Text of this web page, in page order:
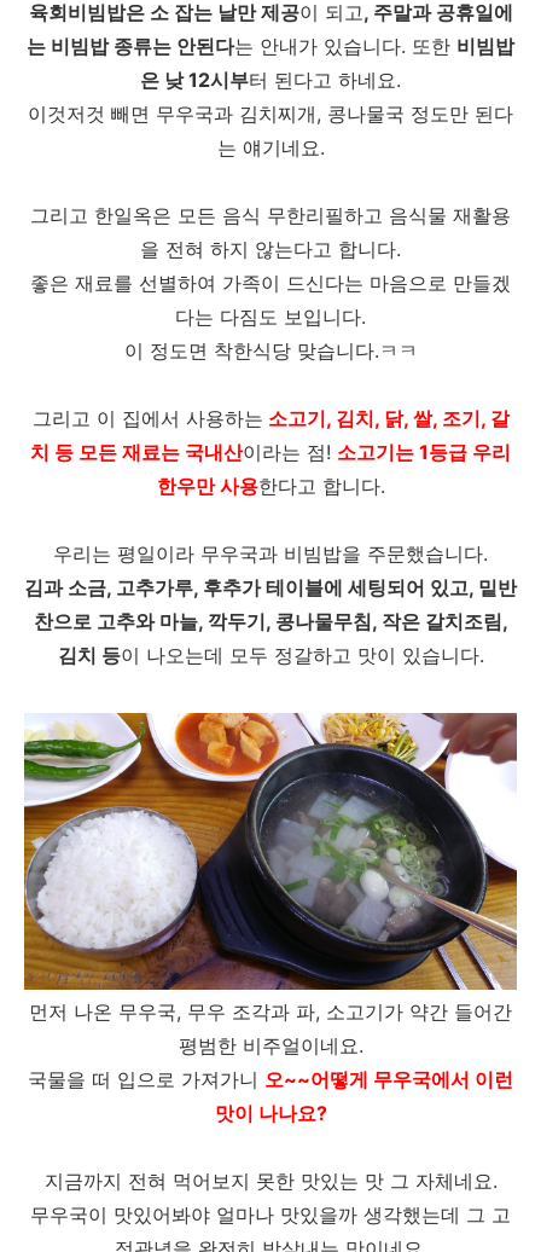
육회비빔밥은 소 잡는 날만 제공이 되고, 주말과 공휴일에
는 비빔밥 종류는 안된다는 안내가 있습니다. 또한 비빔밥
은 낮 12시부터 된다고 하네요.
이것저것 빼면 무우국과 김치찌개, 콩나물국 정도만 된다
는 얘기네요.
그리고 한일옥은 모든 음식 무한리필하고 음식물 재활용
을 전혀 하지 않는다고 합니다.
좋은 재료를 선별하여 가족이 드신다는 마음으로 만들겠
다는 다짐도 보입니다.
이 정도면 착한식당 맞습니다.ㅋㅋ
그리고 이 집에서 사용하는 소고기, 김치, 닭, 쌀, 조기, 갈
치 등 모든 재료는 국내산이라는 점! 소고기는 1등급 우리
한우만 사용한다고 합니다.
우리는 평일이라 무우국과 비빔밥을 주문했습니다.
김과 소금, 고추가루, 후추가 테이블에 세팅되어 있고, 밑반
찬으로 고추와 마늘, 깍두기, 콩나물무침, 작은 갈치조림,
김치 등이 나오는데 모두 정갈하고 맛이 있습니다.
먼저 나온 무우국, 무우 조각과 파, 소고기가 약간 들어간
평범한 비주얼이네요.
국물을 떠 입으로 가져가니 오~~어떻게 무우국에서 이런
맛이 나나요?
지금까지 전혀 먹어보지 못한 맛있는 맛 그 자체네요.
무우국이 맛있어봐야 얼마나 맛있을까 생각했는데 그 고